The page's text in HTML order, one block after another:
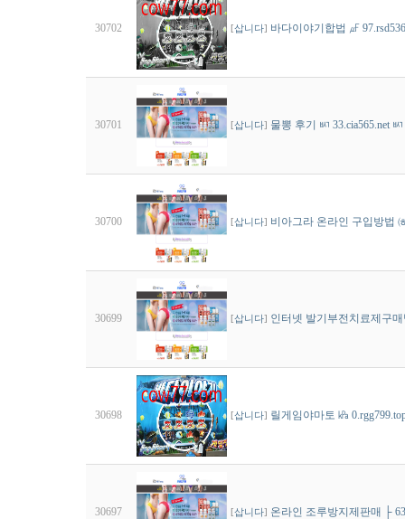
30702 [삽니다] 바다이야기합법 ㎌
30701 [삽니다] 물뽕 후기 ㅴ 33.cia565.net
30700 [삽니다] 비아그라 온라인 구입방법
30699 [삽니다] 인터넷 발기부전치료제구
30698 [삽니다] 릴게임야마토 ㎪
30697 [삽니다] 온라인 조루방지제판매 ├